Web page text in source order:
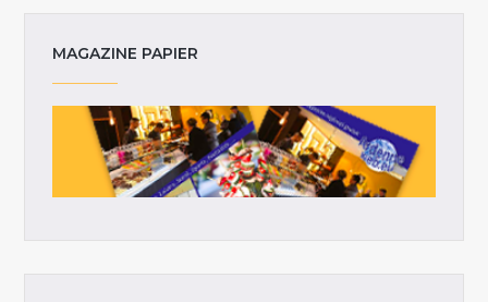
MAGAZINE PAPIER